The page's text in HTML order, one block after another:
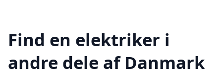
Find en elektriker i
andre dele af Danmark